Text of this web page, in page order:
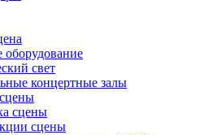
оборудование
свет
концертные залы
сцены
сцены